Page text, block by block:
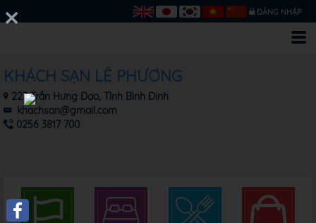
ĐĂNG NHẬP
KHÁCH SẠN LÊ PHƯƠNG
223 Trần Hưng Đạo, Tỉnh Bình Định
khachsan@gmail.com
0256 3817 700